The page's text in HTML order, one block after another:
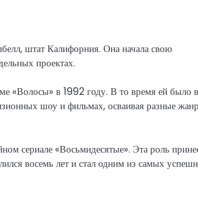
штат Калифорния. Она начала свою
проектах.
«Волосы» в 1992 году. В то время ей было
шоу и фильмах, осваивая разные
сериале «Восьмидесятые». Эта роль
восемь лет и стал одним из самых